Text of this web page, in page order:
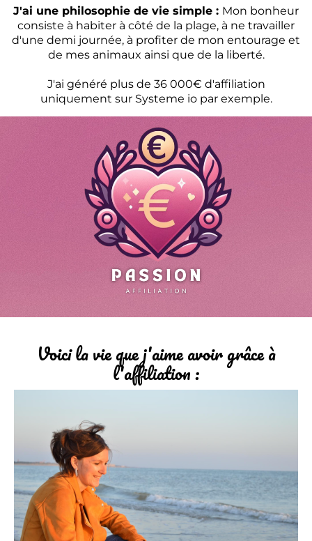
J'ai une philosophie de vie simple : Mon bonheur
consiste à habiter à côté de la plage, à ne travailler
d'une demi journée, à profiter de mon entourage et
de mes animaux ainsi que de la liberté.
J'ai généré plus de 36 000€ d'affiliation
uniquement sur Systeme io par exemple.
Voici la vie que j'aime avoir grâce à
l'affiliation :